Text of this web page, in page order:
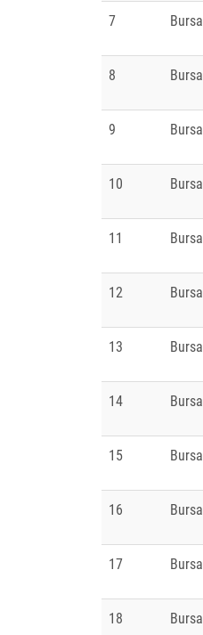
7 Bursa
8 Bursa
9 Bursa
10 Bursa
11 Bursa
12 Bursa
13 Bursa
14 Bursa
15 Bursa
16 Bursa
17 Bursa
18 Bursa